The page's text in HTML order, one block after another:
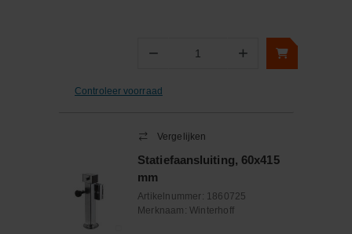
− Aantal +
Controleer voorraad
Vergelijken
Statiefaansluiting, 60x415
mm
Artikelnummer: 1860725
Merknaam: Winterhoff